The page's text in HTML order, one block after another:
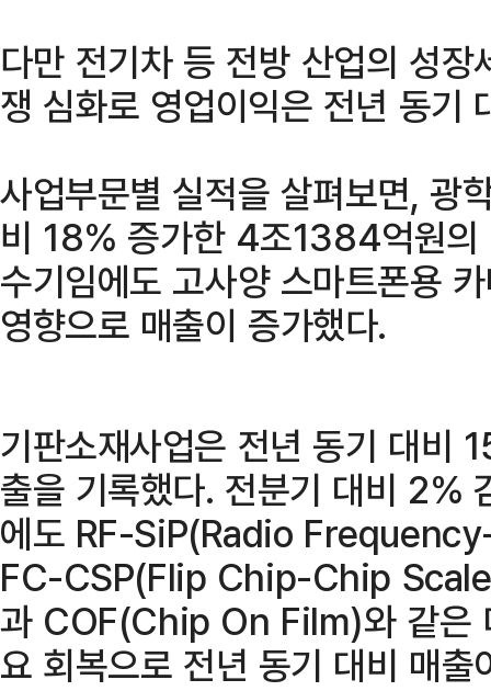
다만 전기차 등 전방 산업의 성
쟁 심화로 영업이익은 전년 동기
사업부문별 실적을 살펴보면, 광
비 18% 증가한 4조1384억원의
수기임에도 고사양 스마트폰용
영향으로 매출이 증가했다.
기판소재사업은 전년 동기 대비
출을 기록했다. 전분기 대비 2%
에도 RF-SiP(Radio
FC-CSP(Flip Chip-Chip
과 COF(Chip On Film)와 같은
요 회복으로 전년 동기 대비 매출